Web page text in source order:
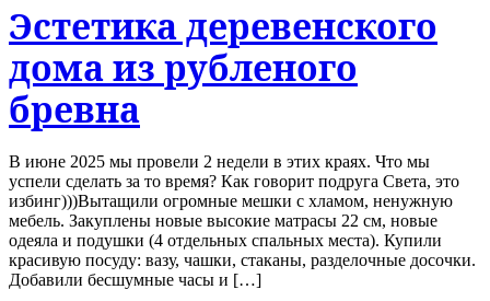
Эстетика деревенского
дома из рубленого
бревна
В июне 2025 мы провели 2 недели в этих краях. Что мы
успели сделать за то время? Как говорит подруга Света, это
избинг)))Вытащили огромные мешки с хламом, ненужную
мебель. Закуплены новые высокие матрасы 22 см, новые
одеяла и подушки (4 отдельных спальных места). Купили
красивую посуду: вазу, чашки, стаканы, разделочные досочки.
Добавили бесшумные часы и […]